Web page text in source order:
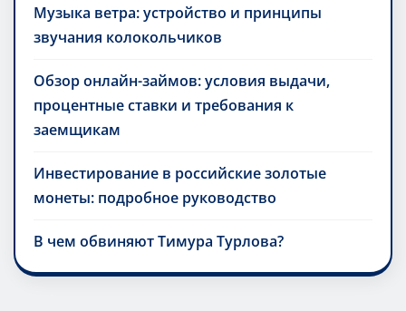
Музыка ветра: устройство и принципы
звучания колокольчиков
Обзор онлайн-займов: условия выдачи,
процентные ставки и требования к
заемщикам
Инвестирование в российские золотые
монеты: подробное руководство
В чем обвиняют Тимура Турлова?